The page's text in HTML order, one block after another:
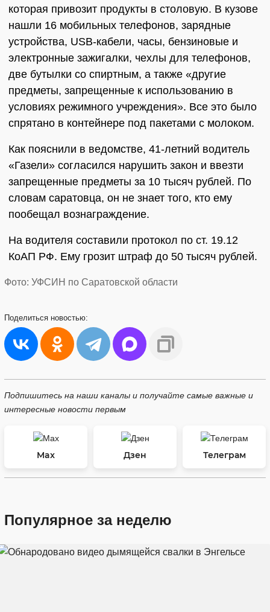
которая привозит продукты в столовую. В кузове
нашли 16 мобильных телефонов, зарядные
устройства, USB-кабели, часы, бензиновые и
электронные зажигалки, чехлы для телефонов,
две бутылки со спиртным, а также «другие
предметы, запрещенные к использованию в
условиях режимного учреждения». Все это было
спрятано в контейнере под пакетами с молоком.
Как пояснили в ведомстве, 41-летний водитель
«Газели» согласился нарушить закон и ввезти
запрещенные предметы за 10 тысяч рублей. По
словам саратовца, он не знает того, кто ему
пообещал вознаграждение.
На водителя составили протокол по ст. 19.12
КоАП РФ. Ему грозит штраф до 50 тысяч рублей.
Фото: УФСИН по Саратовской области
Поделиться новостью:
Подпишитесь на наши каналы и получайте самые важные и
интересные новости первым
Max Дзен Телеграм
Популярное за неделю